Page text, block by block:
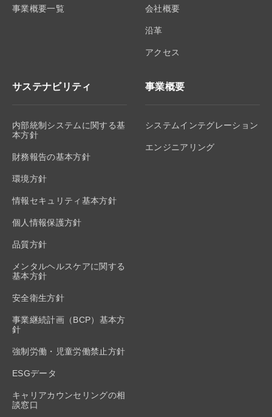
事業概要一覧 会社概要
沿革
アクセス
サステナビリティ
内部統制システムに関する基
本方針
財務報告の基本方針
環境方針
情報セキュリティ基本方針
個人情報保護方針
品質方針
メンタルヘルスケアに関する
基本方針
安全衛生方針
事業継続計画（BCP）基本方
針
強制労働・児童労働禁止方針
ESGデータ
キャリアカウンセリングの相
談窓口
事業概要
システムインテグレーション
エンジニアリング